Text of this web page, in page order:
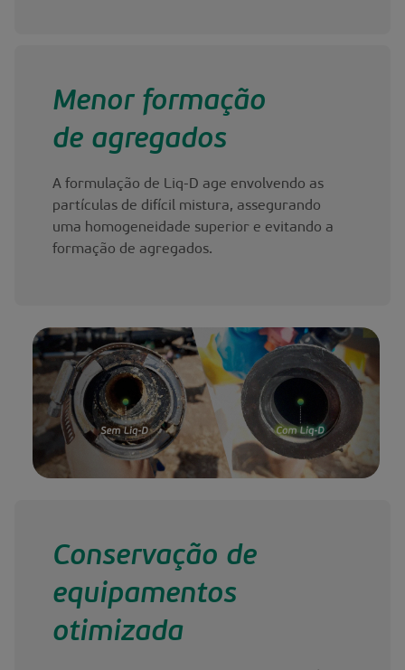
Menor formação
de agregados
A formulação de Liq-D age envolvendo as
partículas de difícil mistura, assegurando
uma homogeneidade superior e evitando a
formação de agregados.
Conservação de
equipamentos
otimizada